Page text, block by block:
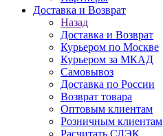
Доставка и Возврат
Назад
Доставка и Возврат
Курьером по Москве
Курьером за МКАД
Самовывоз
Доставка по России
Возврат товара
Оптовым клиентам
Розничным клиентам
Расчитать СДЭК